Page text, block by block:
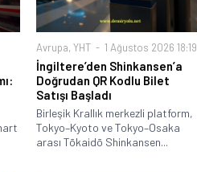
Avrupa, YHT 1 Ağustos 2026 18:19
İngiltere’den Shinkansen’a
Doğrudan QR Kodlu Bilet
Satışı Başladı
Birleşik Krallık merkezli platform,
Tokyo–Kyoto ve Tokyo–Osaka
arası Tōkaidō Shinkansen...